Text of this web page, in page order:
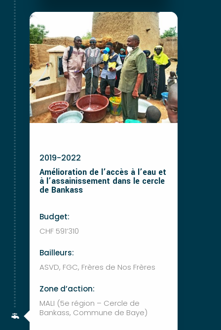

2019-2022
Amélioration de l’accès à l’eau et
à l’assainissement dans le cercle
de Bankass
Budget:
CHF 591’310
Bailleurs:
ASVD, FGC, Frères de Nos Frères
Zone d’action:
MALI (5e région – Cercle de
Bankass, Commune de Baye)